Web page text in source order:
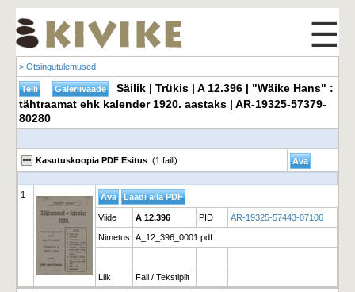
☰
> Otsingutulemused
Säilik | Trükis | A 12.396 | "Wäike Hans" :
tähtraamat ehk kalender 1920. aastaks | AR-19325-57379-
80280
Kasutuskoopia PDF Esitus (1 faili)
1
Viide A 12.396 PID AR-19325-57443-07106
Nimetus A_12_396_0001.pdf
Liik Fail / Tekstipilt